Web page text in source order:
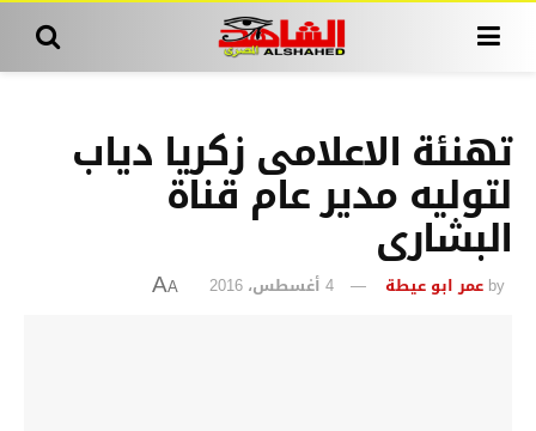
تهنئة الاعلامى زكريا دياب
لتوليه مدير عام قناة
البشارى
by عمر ابو عيطة 4 أغسطس، 2016 A
A